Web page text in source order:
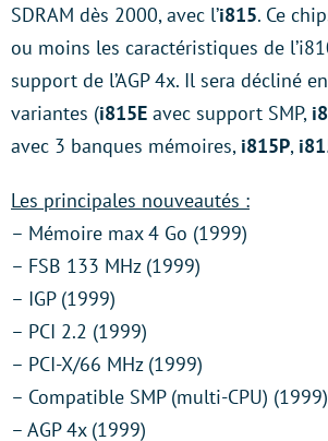
SDRAM dès 2000, avec l’i815. Ce
ou moins les caractéristiques de
support de l’AGP 4x. Il sera décliné
variantes (i815E avec support SMP,
avec 3 banques mémoires, i815P,
Les principales nouveautés :
– Mémoire max 4 Go (1999)
– FSB 133 MHz (1999)
– IGP (1999)
– PCI 2.2 (1999)
– PCI-X/66 MHz (1999)
– Compatible SMP (multi-CPU) (1999)
– AGP 4x (1999)